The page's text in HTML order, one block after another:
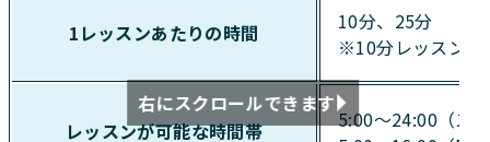
1レッスンあたりの時間
10分、25分
※10分レッスンの
レッスンが可能な時間帯
5:00～24:00（ス
右にスクロールできます